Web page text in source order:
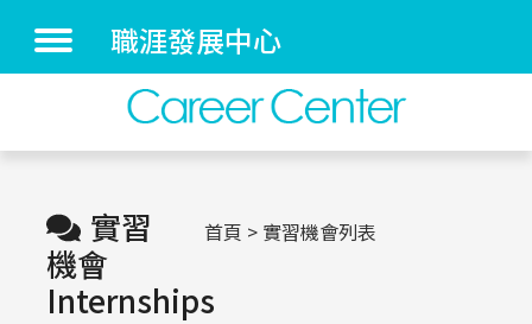
職涯發展中心
實習
機會
Internships
首頁 實習機會列表